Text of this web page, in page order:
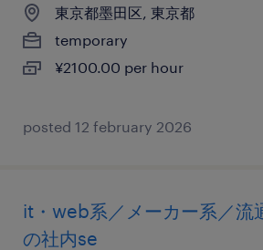
東京都墨田区, 東京都
temporary
¥2100.00 per hour
posted 12 february 2026
it・web系／メーカー系／流
の社内se